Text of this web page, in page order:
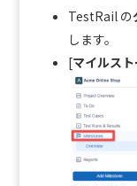
TestRail の
します。
[マイルスト